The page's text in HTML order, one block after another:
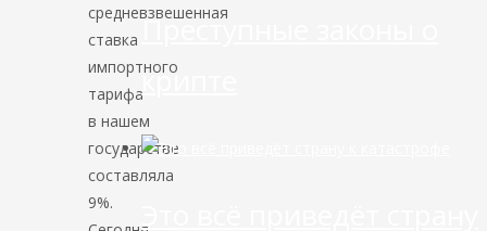
средневзвешенная
ставка
импортного
тарифа
в нашем
государстве
составляла
9%.
Преступные законы о
крипте